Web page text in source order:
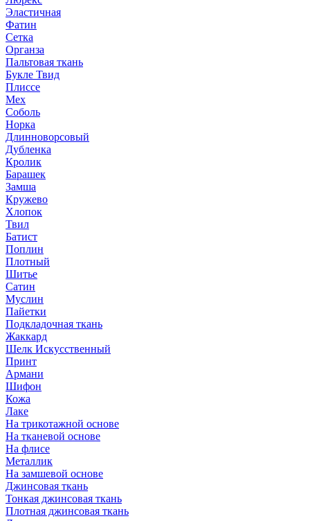
Эластичная
Фатин
Сетка
Органза
Пальтовая ткань
Букле Твид
Плиссе
Мех
Соболь
Норка
Длинноворсовый
Дубленка
Кролик
Барашек
Замша
Кружево
Хлопок
Твил
Батист
Поплин
Плотный
Шитье
Сатин
Муслин
Пайетки
Подкладочная ткань
Жаккард
Шелк Искусственный
Принт
Армани
Шифон
Кожа
Лаке
На трикотажной основе
На тканевой основе
На флисе
Металлик
На замшевой основе
Джинсовая ткань
Тонкая джинсовая ткань
Плотная джинсовая ткань